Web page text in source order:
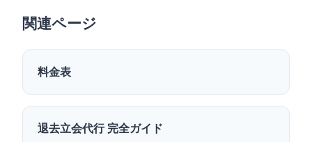
関連ページ
料金表
退去立会代行 完全ガイド